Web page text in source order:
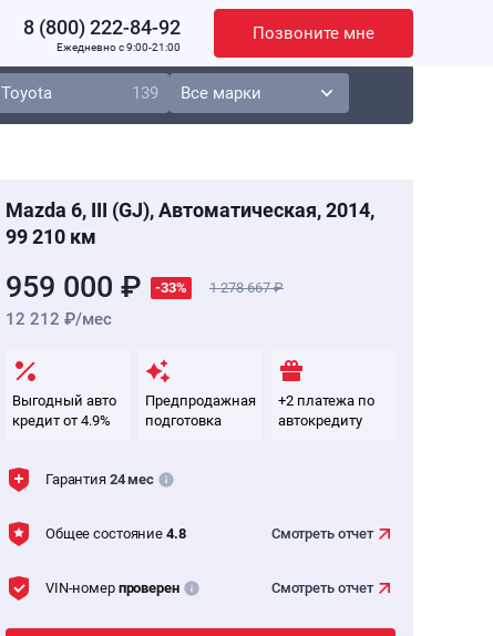
8 (800) 222-84-92
Ежедневно c 9:00-21:00
Позвоните мне
Toyota 139
Mazda 6, III (GJ), Автоматическая, 2014,
99 210 км
959 000 ₽ -33% 1 278 667
12 212 ₽/мес
Выгодный авто
кредит от 4.9%
Предпродажная
подготовка
+2 платежа по
автокредиту
Гарантия 24 мес
Общее состояние 4.8 Смотреть отчет
VIN-номер проверен Смотреть отчет